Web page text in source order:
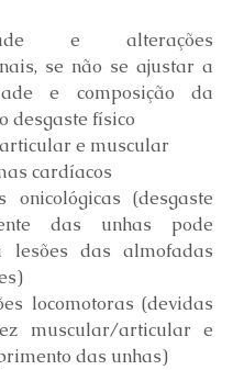
e alterações
se não se ajustar a
e composição da
desgaste físico
e muscular
cardíacos
onicológicas (desgaste
das unhas pode
lesões das almofadas
locomotoras (devidas
muscular/articular e
das unhas)